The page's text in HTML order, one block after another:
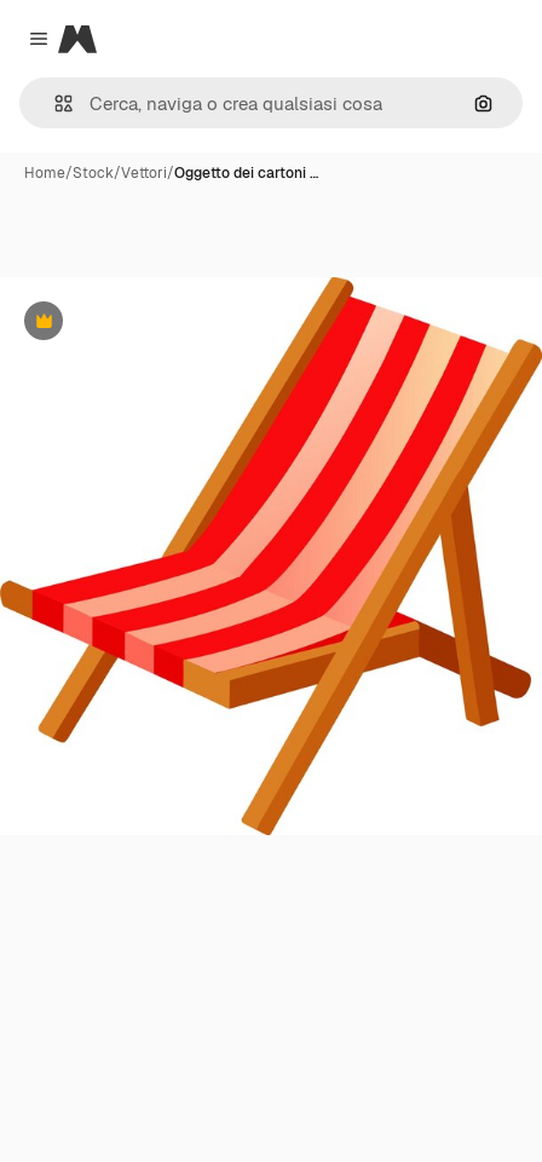
Close menu
Magnific
Cerca
Home/Stock/Vettori/Oggetto dei cartoni …
Premium